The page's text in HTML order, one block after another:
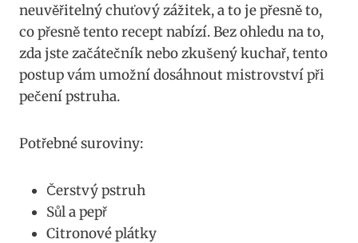
neuvěřitelný chuťový zážitek, a to je přesně ⁤to,
co⁢ přesně tento recept nabízí. Bez ohledu ​na to,
⁣zda jste začátečník nebo zkušený kuchař, tento
postup vám umožní⁣ dosáhnout​ mistrovství při
pečení pstruha.
Potřebné suroviny:
Čerstvý pstruh
Sůl a pepř
Citronové plátky